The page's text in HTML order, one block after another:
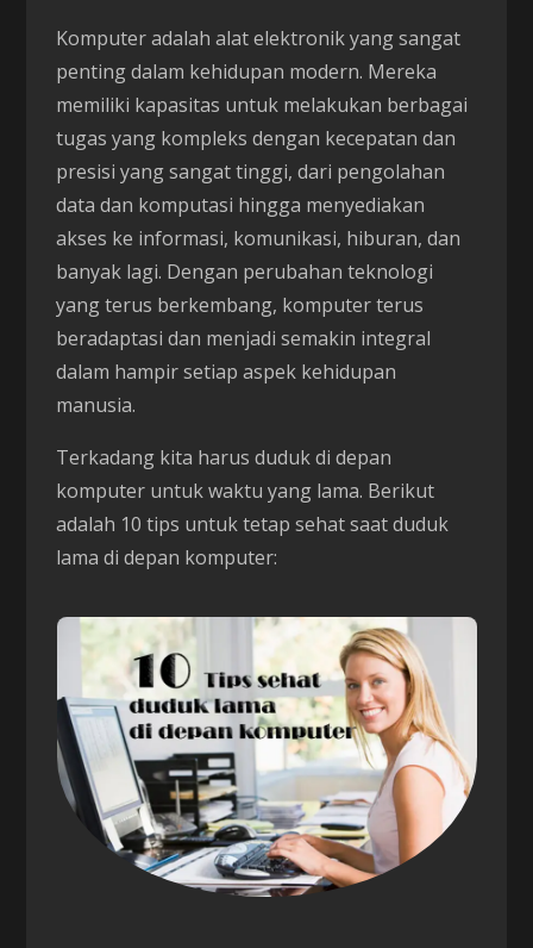
Komputer adalah alat elektronik yang sangat
penting dalam kehidupan modern. Mereka
memiliki kapasitas untuk melakukan berbagai
tugas yang kompleks dengan kecepatan dan
presisi yang sangat tinggi, dari pengolahan
data dan komputasi hingga menyediakan
akses ke informasi, komunikasi, hiburan, dan
banyak lagi. Dengan perubahan teknologi
yang terus berkembang, komputer terus
beradaptasi dan menjadi semakin integral
dalam hampir setiap aspek kehidupan
manusia.
Terkadang kita harus duduk di depan
komputer untuk waktu yang lama. Berikut
adalah 10 tips untuk tetap sehat saat duduk
lama di depan komputer: